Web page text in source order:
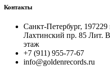
Контакты
Санкт-Петербург, 197229
Лахтинский пр. 85 Лит.
этаж
+7 (911) 955-77-67
info@goldenrecords.ru